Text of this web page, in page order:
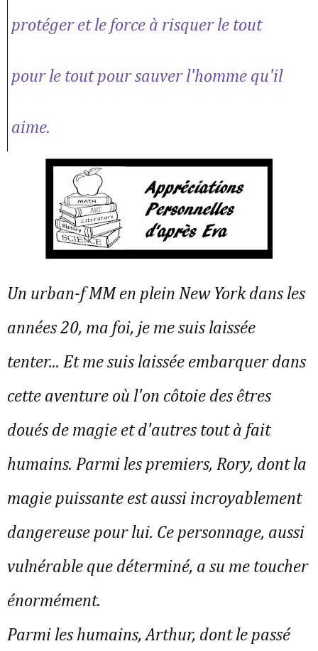
protéger et le force à risquer le tout
pour le tout pour sauver l'homme qu'il
aime.
Un urban-f MM en plein New York dans les
années 20, ma foi, je me suis laissée
tenter... Et me suis laissée embarquer dans
cette aventure où l'on côtoie des êtres
doués de magie et d'autres tout à fait
humains. Parmi les premiers, Rory, dont la
magie puissante est aussi incroyablement
dangereuse pour lui. Ce personnage, aussi
vulnérable que déterminé, a su me toucher
énormément.
Parmi les humains, Arthur, dont le passé